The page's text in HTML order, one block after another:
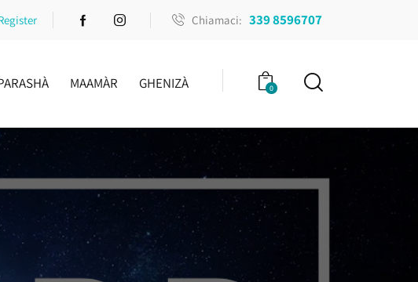
Chiamaci: 339 8596707
MAAMÀR GHENIZÀ 0